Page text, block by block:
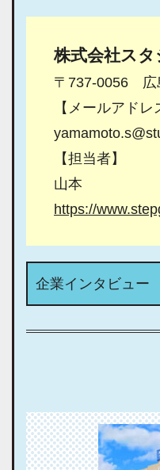
株式会社スタ
〒737-0056 広
【メールアドレ
【担当者】
山本
https://
企業インタビュー